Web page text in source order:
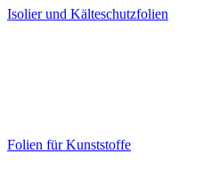
Isolier und Kälteschutzfolien
Folien für Kunststoffe